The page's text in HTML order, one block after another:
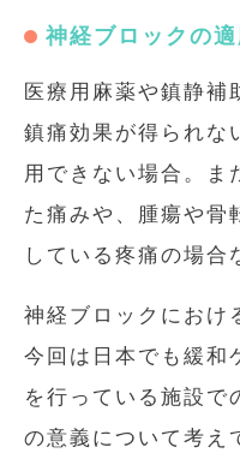
神経ブロックの
医療用麻薬や鎮静補
鎮痛効果が得られな
用できない場合。ま
た痛みや、腫瘍や骨
している疼痛の場合
神経ブロックにおけ
今回は日本でも緩和
を行っている施設で
の意義について考え